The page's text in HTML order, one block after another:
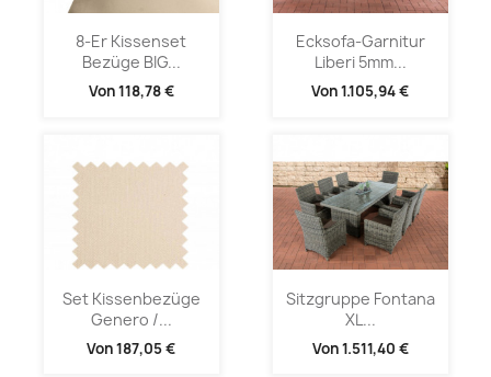
8-Er Kissenset
Bezüge BIG...
Von118,78 €
Ecksofa-Garnitur
Liberi 5mm...
Von1.105,94 €
Set Kissenbezüge
Genero /...
Von187,05 €
Sitzgruppe Fontana
XL...
Von1.511,40 €